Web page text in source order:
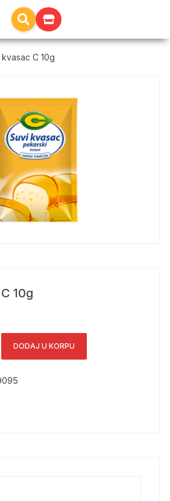
C 10g
10g
DODAJ U KORPU